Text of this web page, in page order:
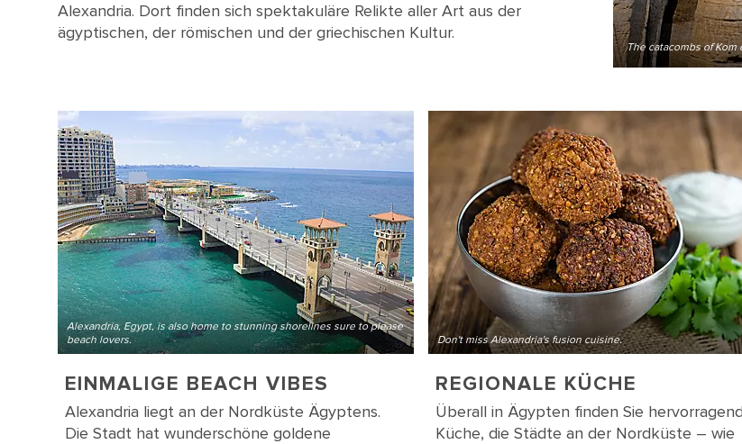
The catacombs of Kom
Alexandria. Dort finden sich spektakuläre Relikte aller Art aus der
ägyptischen, der römischen und der griechischen Kultur.
Alexandria, Egypt, is also home to stunning shorelines sure to please
beach lovers.
EINMALIGE BEACH VIBES
Alexandria liegt an der Nordküste Ägyptens.
Die Stadt hat wunderschöne goldene
Don't miss Alexandria's fusion cuisine.
REGIONALE KÜCHE
Überall in Ägypten finden Sie
Küche, die Städte an der Nordküste – wie